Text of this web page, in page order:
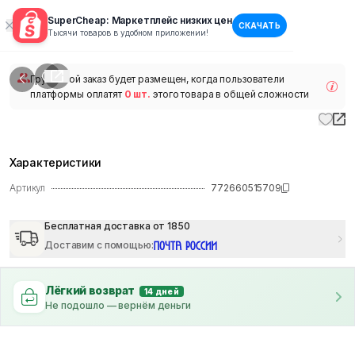
SuperCheap: Маркетплейс низких цен
Тысячи товаров в удобном приложении!
СКАЧАТЬ
1/
Групповой заказ будет размещен, когда пользователи
платформы оплатят 0 шт. этого товара в общей сложности
Характеристики
Артикул 772660515709
Бесплатная доставка от 1850
Доставим с помощью:
Лёгкий возврат 14 дней
Не подошло — вернём деньги